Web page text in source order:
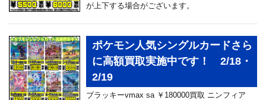
が上下する場合がございます。
ポケモン人気シングルカードさら
に高額買取実施中です！ 2/18・
2/19
ブラッキーvmax sa ￥180000買取 ニンフィア